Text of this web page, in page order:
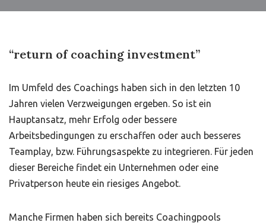
“return of coaching investment”
Im Umfeld des Coachings haben sich in den letzten 10
Jahren vielen Verzweigungen ergeben. So ist ein
Hauptansatz, mehr Erfolg oder bessere
Arbeitsbedingungen zu erschaffen oder auch besseres
Teamplay, bzw. Führungsaspekte zu integrieren. Für jeden
dieser Bereiche findet ein Unternehmen oder eine
Privatperson heute ein riesiges Angebot.
Manche Firmen haben sich bereits Coachingpools